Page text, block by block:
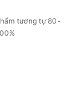
tương tự 80-